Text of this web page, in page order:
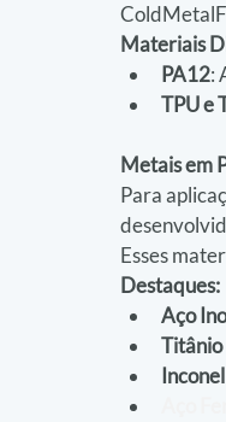
Materiais
PA12:
TPU e
Metais em
Para
Esses
Destaques:
Aço